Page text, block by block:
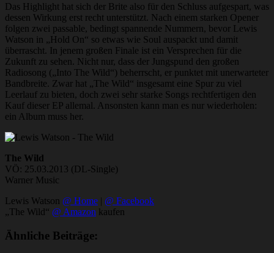
Das Highlight hat sich der Brite also für den Schluss aufgespart, was
dessen Wirkung erst recht unterstützt. Nach einem starken Opener
folgen zwei passable, bedingt spannende Nummern, bevor Lewis
Watson in „Hold On“ so etwas wie Soul auspackt und damit
überrascht. In jenem großen Finale ist ein Versprechen für die
Zukunft zu sehen. Nicht nur, dass der Jungspund den großen
Radiosong („Into The Wild“) beherrscht, er punktet mit unerwarteter
Bandbreite. Zwar hat „The Wild“ insgesamt eine Spur zu viel
Leerlauf zu bieten, doch zwei sehr starke Songs rechtfertigen den
Kauf dieser EP allemal. Ansonsten kann man es nur wiederholen:
ein Album muss her.
The Wild
VÖ: 25.03.2013 (DL-Single)
Warner Music
Lewis Watson @ Home | @ Facebook
„The Wild“ @ Amazon kaufen
Ähnliche Beiträge: